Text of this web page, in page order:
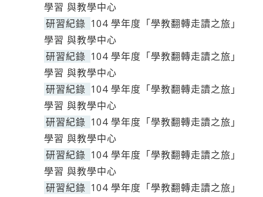
學習 與教學中心
研習紀錄 104 學年度「學教翻轉走讀之旅」
學習 與教學中心
研習紀錄 104 學年度「學教翻轉走讀之旅」
學習 與教學中心
研習紀錄 104 學年度「學教翻轉走讀之旅」
學習 與教學中心
研習紀錄 104 學年度「學教翻轉走讀之旅」
學習 與教學中心
研習紀錄 104 學年度「學教翻轉走讀之旅」
學習 與教學中心
研習紀錄 104 學年度「學教翻轉走讀之旅」